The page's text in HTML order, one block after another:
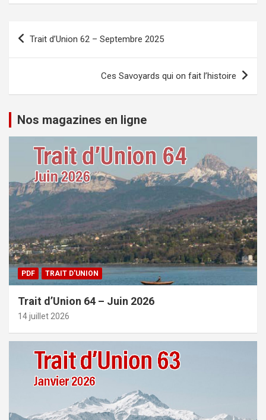
Navigation
Trait d’Union 62 – Septembre 2025
Ces Savoyards qui on fait l’histoire
Nos magazines en ligne
PDF TRAIT D'UNION
Trait d’Union 64 – Juin 2026
14 juillet 2026